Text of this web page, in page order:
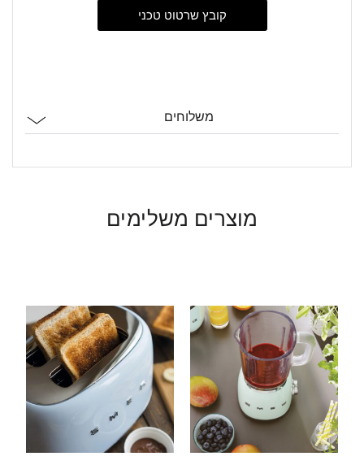
קובץ שרטוט טכני
משלוחים
מוצרים משלימים